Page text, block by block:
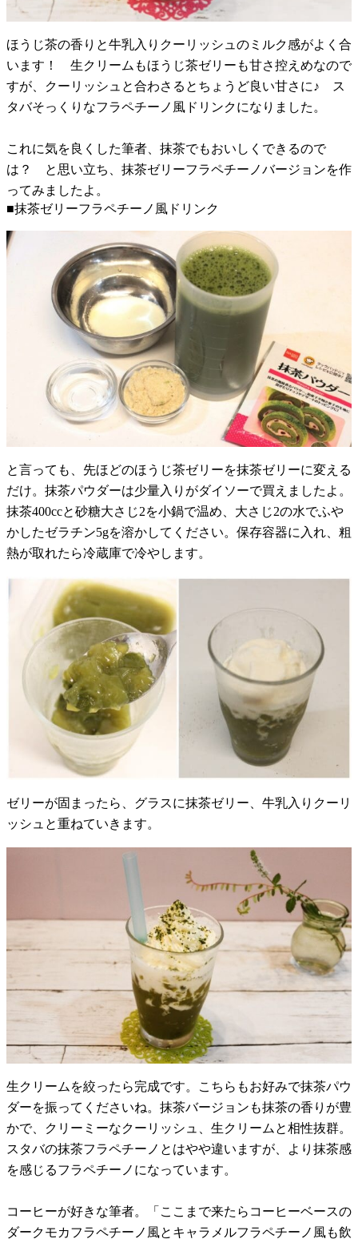
ほうじ茶の香りと牛乳入りクーリッシュのミルク感がよく合
います！ 生クリームもほうじ茶ゼリーも甘さ控えめなので
すが、クーリッシュと合わさるとちょうど良い甘さに♪ ス
タバそっくりなフラペチーノ風ドリンクになりました。
これに気を良くした筆者、抹茶でもおいしくできるので
は？ と思い立ち、抹茶ゼリーフラペチーノバージョンを作
ってみましたよ。
■抹茶ゼリーフラペチーノ風ドリンク
と言っても、先ほどのほうじ茶ゼリーを抹茶ゼリーに変える
だけ。抹茶パウダーは少量入りがダイソーで買えましたよ。
抹茶400ccと砂糖大さじ2を小鍋で温め、大さじ2の水でふや
かしたゼラチン5gを溶かしてください。保存容器に入れ、粗
熱が取れたら冷蔵庫で冷やします。
ゼリーが固まったら、グラスに抹茶ゼリー、牛乳入りクーリ
ッシュと重ねていきます。
生クリームを絞ったら完成です。こちらもお好みで抹茶パウ
ダーを振ってくださいね。抹茶バージョンも抹茶の香りが豊
かで、クリーミーなクーリッシュ、生クリームと相性抜群。
スタバの抹茶フラペチーノとはやや違いますが、より抹茶感
を感じるフラペチーノになっています。
コーヒーが好きな筆者。「ここまで来たらコーヒーベースの
ダークモカフラペチーノ風とキャラメルフラペチーノ風も飲